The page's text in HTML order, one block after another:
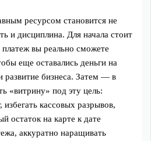
ресурсом становится не
и дисциплина. Для начала стоит
платеж вы реально сможете
еще оставались деньги на
развитие бизнеса. Затем — в
«витрину» под эту цель:
избегать кассовых разрывов,
остаток на карте к дате
аккуратно наращивать